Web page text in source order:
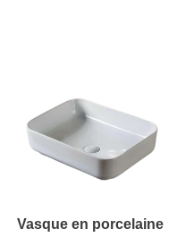
Vasque en porcelaine